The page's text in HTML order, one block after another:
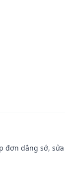
đơn dâng sớ,